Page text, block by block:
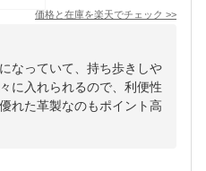
価格と在庫を楽天でチェック >>
なっていて、持ち歩きしや
に入れられるので、利便性
れた革製なのもポイント高